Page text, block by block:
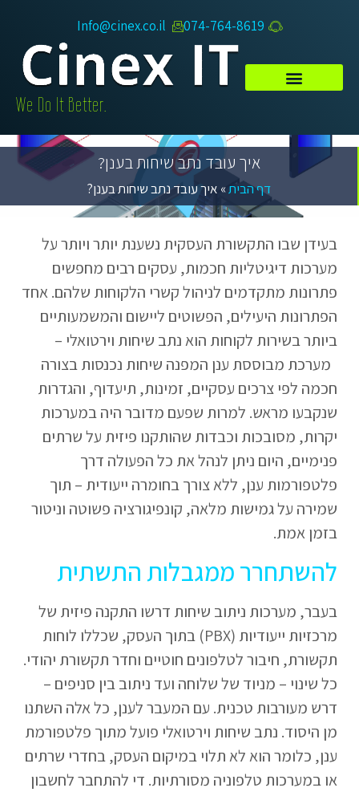
074-764-8619​
Info@cinex.co.il
איך עובד נתב שיחות בענן?
דף הבית» איך עובד נתב שיחות בענן?
בעידן שבו התקשורת העסקית נשענת יותר ויותר על
מערכות דיגיטליות חכמות, עסקים רבים מחפשים
פתרונות מתקדמים לניהול קשרי הלקוחות שלהם. אחד
הפתרונות היעילים, הפשוטים ליישום והמשמעותיים
ביותר בשירות לקוחות הוא נתב שיחות וירטואלי –
מערכת מבוססת ענן המפנה שיחות נכנסות בצורה
חכמה לפי צרכים עסקיים, זמינות, תיעדוף, והגדרות
שנקבעו מראש. למרות שפעם מדובר היה במערכות
יקרות, מסובכות וכבדות שהותקנו פיזית על שרתים
פנימיים, היום ניתן לנהל את כל הפעולה דרך
פלטפורמות ענן, ללא צורך בחומרה ייעודית – תוך
שמירה על גמישות מלאה, קונפיגורציה פשוטה וניטור
בזמן אמת.
להשתחרר ממגבלות התשתית
בעבר, מערכות ניתוב שיחות דרשו התקנה פיזית של
מרכזיות ייעודיות (PBX) בתוך העסק, שכללו לוחות
תקשורת, חיבור לטלפונים חוטיים וחדר תקשורת יהודי.
כל שינוי – מניוד של שלוחה ועד ניתוב בין סניפים –
דרש מעורבות טכנית. עם המעבר לענן, כל אלה השתנו
מן היסוד. נתב שיחות וירטואלי פועל מתוך פלטפורמת
ענן, כלומר הוא לא תלוי במיקום העסק, בחדרי שרתים
או במערכות טלפוניה מסורתיות. די להתחבר לחשבון